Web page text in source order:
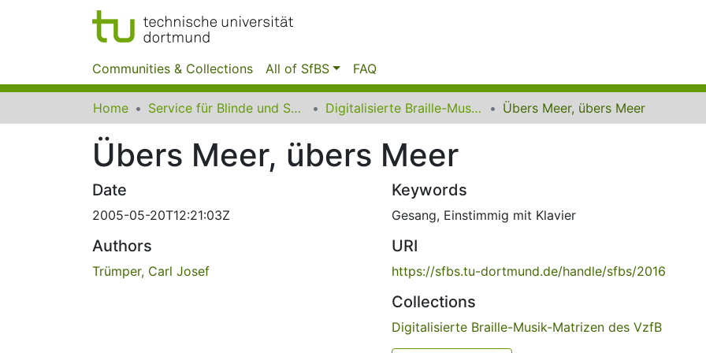
Communities & Collections All of SfBS FAQ
Home Service für Blinde und Sehbehinderte der UB Dortmund Digitalisierte Braille-Musik-Matrizen des VzfB Übers Meer, übers Meer
Übers Meer, übers Meer
Date
2005-05-20T12:21:03Z
Authors
Trümper, Carl Josef
Keywords
Gesang, Einstimmig mit Klavier
URI
https://sfbs.tu-dortmund.de/handle/sfbs/2016
Collections
Digitalisierte Braille-Musik-Matrizen des VzfB